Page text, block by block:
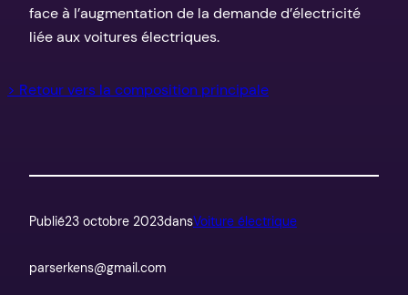
face à l’augmentation de la demande d’électricité
liée aux voitures électriques.
> Retour vers la composition principale
Publié23 octobre 2023dansVoiture électrique
parserkens@gmail.com